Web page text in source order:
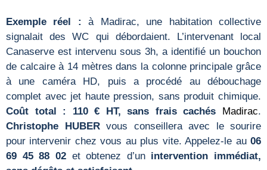
Exemple réel : à Madirac, une habitation collective
signalait des WC qui débordaient. L’intervenant local
Canaserve est intervenu sous 3h, a identifié un bouchon
de calcaire à 14 mètres dans la colonne principale grâce
à une caméra HD, puis a procédé au débouchage
complet avec jet haute pression, sans produit chimique.
Coût total : 110 € HT, sans frais cachés
Madirac.
Christophe HUBERvous conseillera avec le sourire
pour intervenir chez vous au plus vite. Appelez-le au 06
69 45 88 02et obtenez d’un intervention immédiat,